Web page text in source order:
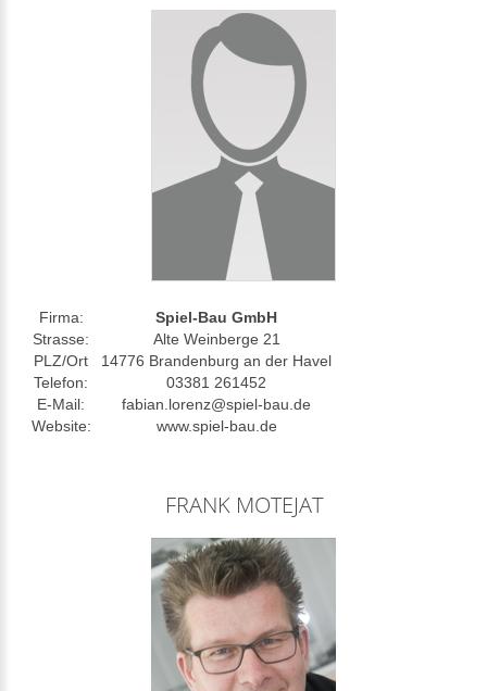
Firma:
Spiel-Bau GmbH
Strasse:
Alte Weinberge 21
PLZ/Ort
14776 Brandenburg an der Havel
Telefon:
03381 261452
E-Mail:
fabian.lorenz@spiel-bau.de
Website:
www.spiel-bau.de
FRANK MOTEJAT